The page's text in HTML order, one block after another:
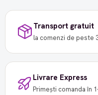
Transport gratuit
la comenzi de peste
Livrare Express
Primești comanda în